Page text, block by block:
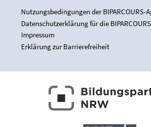
Nutzungsbedingungen der BIPARCOURS-
Datenschutzerklärung für die
Impressum
Erklärung zur Barrierefreiheit